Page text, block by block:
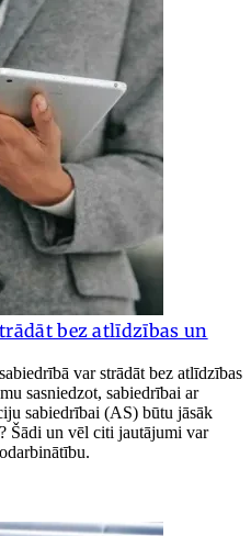
bez atlīdzības un
var strādāt bez atlīdzības
sasniedzot, sabiedrībai ar
sabiedrībai (AS) būtu jāsāk
Šādi un vēl citi jautājumi var